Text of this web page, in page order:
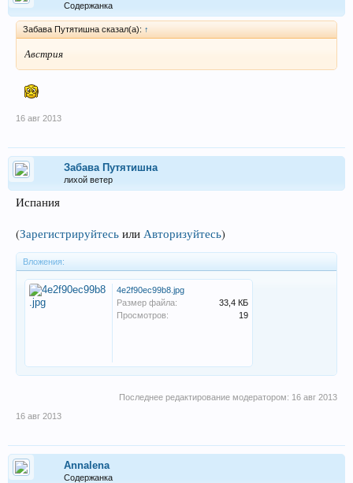
Содержанка
Забава Путятишна сказал(а): ↑
Австрия
16 авг 2013
Забава Путятишна
лихой ветер
Испания
(Зарегистрируйтесь или Авторизуйтесь)
Вложения:
4e2f90ec99b8.jpg
Размер файла:
33,4 КБ
Просмотров:
19
Последнее редактирование модератором: 16 авг 2013
16 авг 2013
Annalena
Содержанка